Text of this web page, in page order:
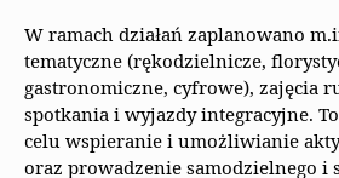
W ramach działań zaplanowano
tematyczne (rękodzielnicze,
gastronomiczne, cyfrowe), zajęcia
spotkania i wyjazdy integracyjne.
celu wspieranie i umożliwianie
oraz prowadzenie samodzielnego i